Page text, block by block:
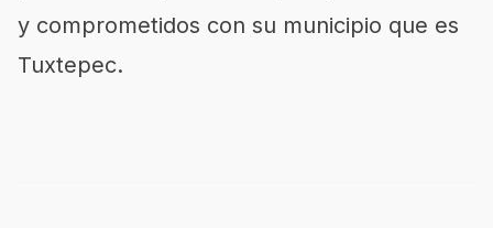
y comprometidos con su municipio que es
Tuxtepec.